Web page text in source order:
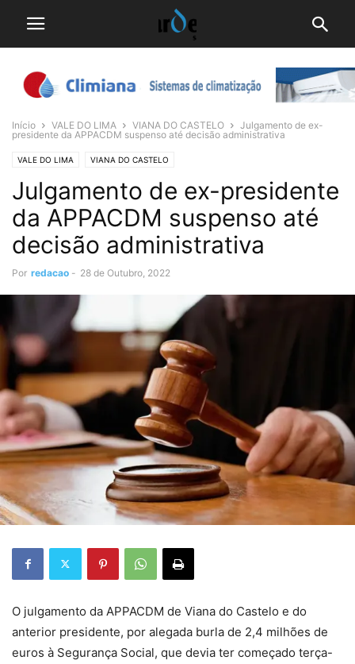
Início VALE DO LIMA VIANA DO CASTELO
Julgamento de ex-
presidente da APPACDM suspenso até decisão administrativa
VALE DO LIMA VIANA DO CASTELO
Julgamento de ex-presidente
da APPACDM suspenso até
decisão administrativa
Por redacao - 28 de Outubro, 2022
O julgamento da APPACDM de Viana do Castelo e do
anterior presidente, por alegada burla de 2,4 milhões de
euros à Segurança Social, que devia ter começado terça-